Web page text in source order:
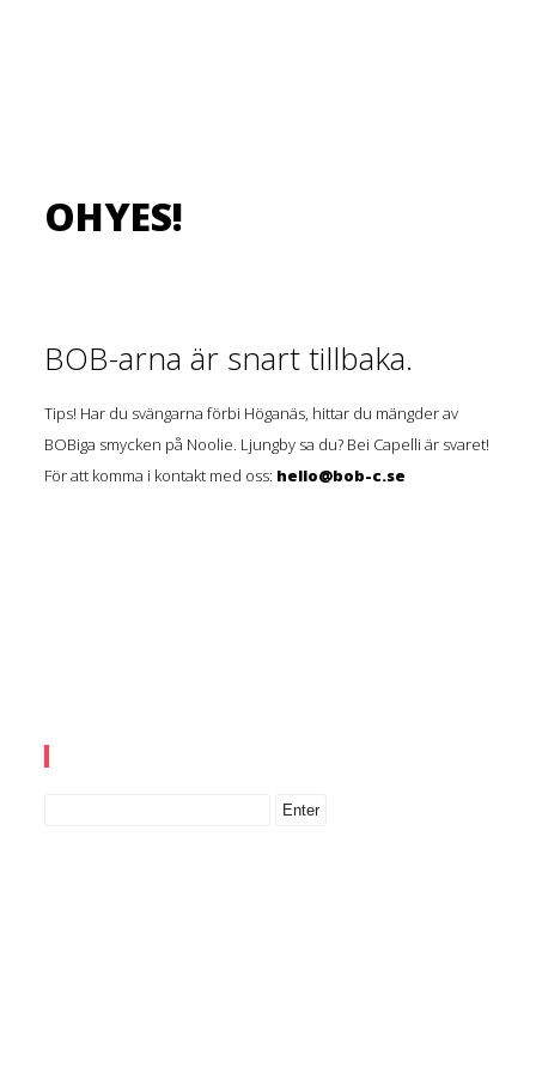
OHYES!
BOB-arna är snart tillbaka.
Tips! Har du svängarna förbi Höganäs, hittar du mängder av
BOBiga smycken på Noolie. Ljungby sa du? Bei Capelli är svaret!
För att komma i kontakt med oss: hello@bob-c.se